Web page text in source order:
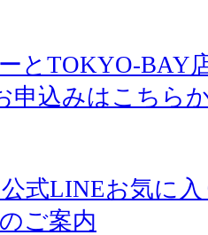
とTOKYO-BAY
申込みはこちら
式LINEお気に
ご案内